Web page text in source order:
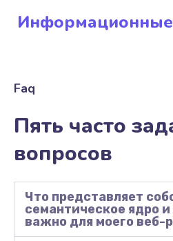
Информационные
Faq
Пять часто
вопросов
Что представляет
семантическое ядро
важно для моего веб-